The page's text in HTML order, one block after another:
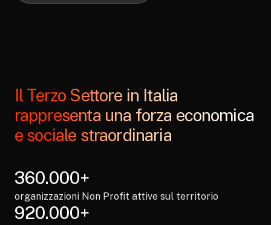
Il Terzo Settore in Italia
rappresenta una forza economica
e sociale straordinaria
360.000+
organizzazioni Non Profit attive sul territorio
920.000+